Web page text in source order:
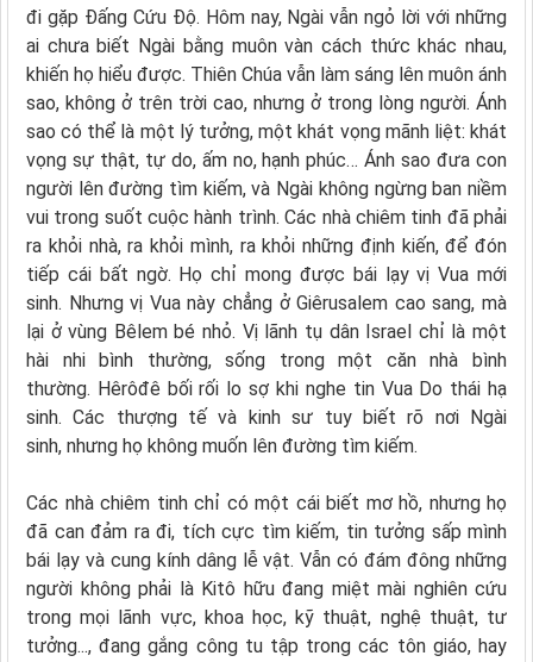
đi gặp Ðấng Cứu Ðộ. Hôm nay, Ngài vẫn ngỏ lời với những
ai chưa biết Ngài bằng muôn vàn cách thức khác nhau,
khiến họ hiểu được. Thiên Chúa vẫn làm sáng lên muôn ánh
sao, không ở trên trời cao, nhưng ở trong lòng người. Ánh
sao có thể là một lý tưởng, một khát vọng mãnh liệt: khát
vọng sự thật, tự do, ấm no, hạnh phúc… Ánh sao đưa con
người lên đường tìm kiếm, và Ngài không ngừng ban niềm
vui trong suốt cuộc hành trình. Các nhà chiêm tinh đã phải
ra khỏi nhà, ra khỏi mình, ra khỏi những định kiến, để đón
tiếp cái bất ngờ. Họ chỉ mong được bái lạy vị Vua mới
sinh. Nhưng vị Vua này chẳng ở Giêrusalem cao sang, mà
lại ở vùng Bêlem bé nhỏ. Vị lãnh tụ dân Israel chỉ là một
hài nhi bình thường, sống trong một căn nhà bình
thường. Hêrôđê bối rối lo sợ khi nghe tin Vua Do thái hạ
sinh. Các thượng tế và kinh sư tuy biết rõ nơi Ngài
sinh, nhưng họ không muốn lên đường tìm kiếm.
Các nhà chiêm tinh chỉ có một cái biết mơ hồ, nhưng họ
đã can đảm ra đi, tích cực tìm kiếm, tin tưởng sấp mình
bái lạy và cung kính dâng lễ vật. Vẫn có đám đông những
người không phải là Kitô hữu đang miệt mài nghiên cứu
trong mọi lãnh vực, khoa học, kỹ thuật, nghệ thuật, tư
tưởng..., đang gắng công tu tập trong các tôn giáo, hay